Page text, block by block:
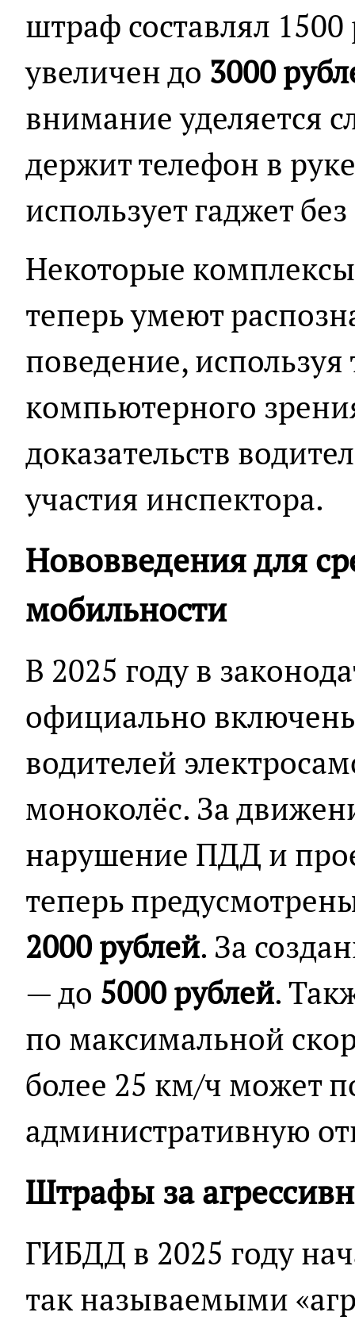
штраф составлял
увеличен до 3000
внимание уделяется
держит телефон в
использует гаджет
Некоторые
теперь умеют
поведение, используя
компьютерного
доказательств
участия инспектора.
Нововведения для
мобильности
В 2025 году в
официально
водителей
моноколёс. За
нарушение ПДД и
теперь
2000 рублей. За
— до 5000 рублей.
по максимальной
более 25 км/ч может
административную
Штрафы за
ГИБДД в 2025 году
так называемыми